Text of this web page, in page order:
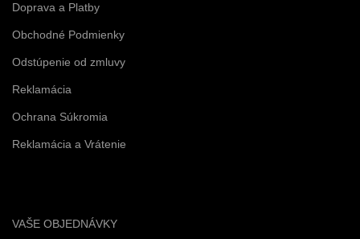
Doprava a Platby
Obchodné Podmienky
Odstúpenie od zmluvy
Reklamácia
Ochrana Súkromia
Reklamácia a Vrátenie
VAŠE OBJEDNÁVKY